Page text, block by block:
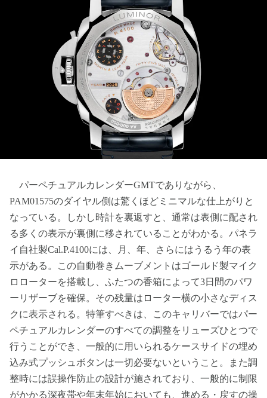
パーペチュアルカレンダーGMTでありながら、
PAM01575のダイヤル側は驚くほどミニマルな仕上がりと
なっている。しかし時計を裏返すと、通常は表側に配され
る多くの表示が裏側に移されていることがわかる。パネラ
イ自社製Cal.P.4100には、月、年、さらにはうるう年の表
示がある。この自動巻きムーブメントはゴールド製マイク
ロローターを搭載し、ふたつの香箱によって3日間のパワ
ーリザーブを確保。その残量はローター横の小さなディス
クに表示される。特筆すべきは、このキャリバーではパー
ペチュアルカレンダーのすべての調整をリューズひとつで
行うことができ、一般的に用いられるケースサイドの埋め
込み式プッシュボタンは一切必要ないということ。また調
整時には誤操作防止の設計が施されており、一般的に制限
がかかる深夜帯や年末年始においても、進める・戻すの操